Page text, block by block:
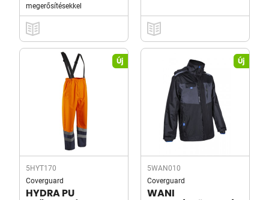
megerősítésekkel
Új
5HYT170
Coverguard
HYDRA PU
Új
5WAN010
Coverguard
WANI